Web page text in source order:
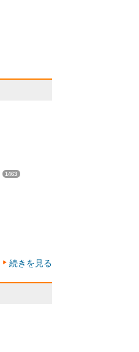
1463
続きを見る